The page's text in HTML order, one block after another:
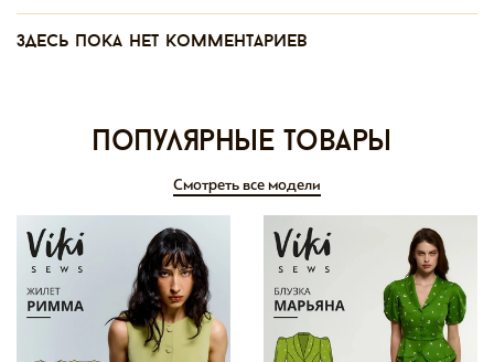
Здесь пока нет комментариев
Популярные товары
Смотреть все модели